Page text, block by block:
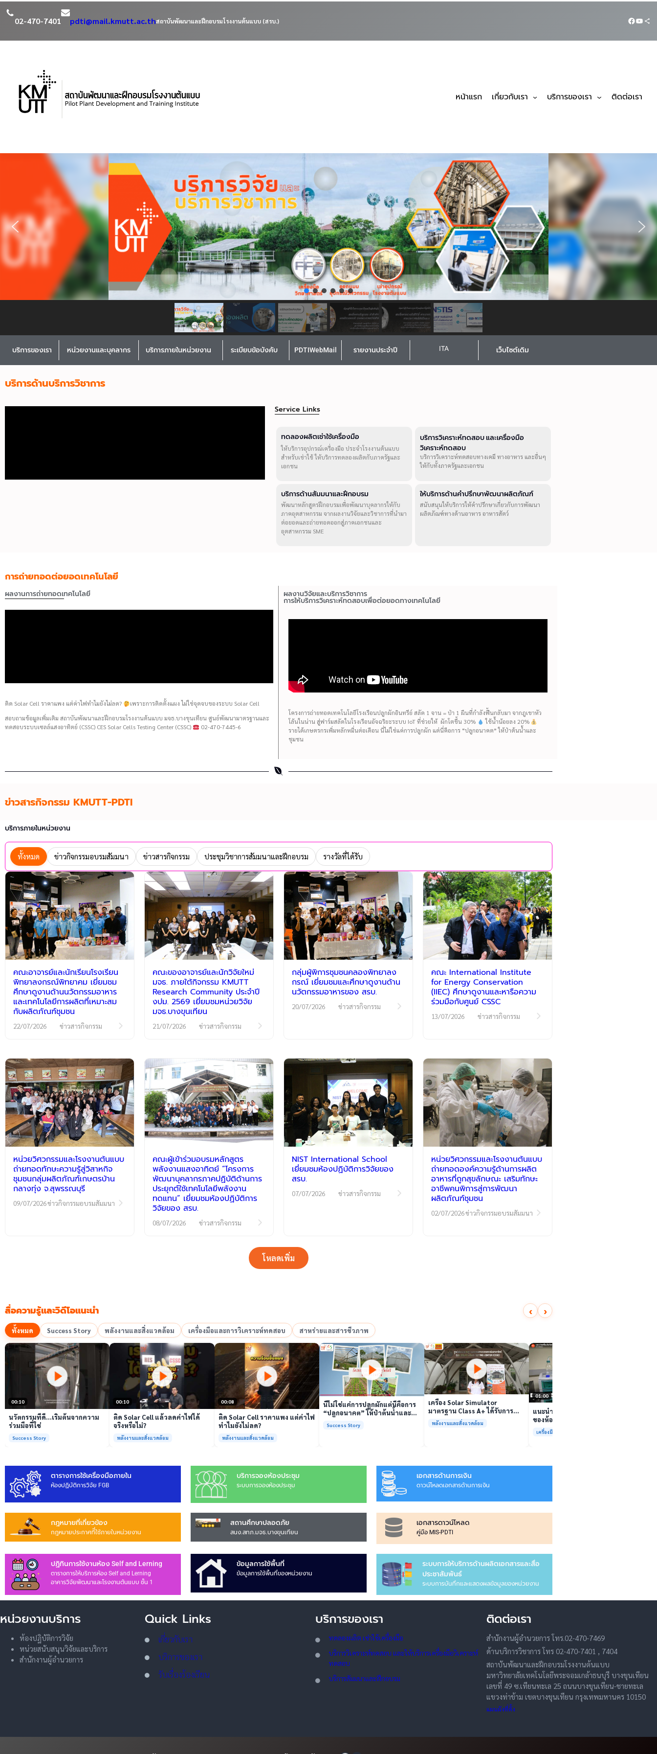
02-470-7401 pdti@mail.kmutt.ac.thสถาบันพัฒนาและฝึกอบรมโรงงานต้นแบบ (สรบ.)
หน้าแรก เกี่ยวกับเรา บริการของเรา ติดต่อเรา
บริการของเรา หน่วยงานและบุคลากร บริการภายในหน่วยงาน ระเบียบข้อบังคับ PDTIWebMail รายงานประจำปี ITA เว็บไซต์เดิม
บริการด้านบริการวิชาการ
Service Links
ทดลองผลิตเช่าใช้เครื่องมือ
ให้บริการอุปกรณ์เครื่องมือ ประจำโรงงานต้นแบบ
สำหรับเช่าใช้ ให้บริการทดลองผลิตกับภาครัฐและ
เอกชน
บริการวิเคราะห์ทดสอบ และเครื่องมือ
วิเคราะห์ทดสอบ
บริการวิเคราะห์ทดสอบทางเคมี ทางอาหาร และอื่นๆ
ให้กับทั้งภาครัฐและเอกชน
บริการด้านสัมมนาและฝึกอบรม
พัฒนาหลักสูตรฝึกอบรมเพื่อพัฒนาบุคลากรให้กับ
ภาคอุตสาหกรรม จากผลงานวิจัยและวิชาการที่นำมา
ต่อยอดและถ่ายทอดออกสู่ภาคเอกชนและ
อุตสาหกรรม SME
ให้บริการด้านคำปรึกษาพัฒนาผลิตภัณฑ์
สนับสนุนให้บริการให้คำปรึกษาเกี่ยวกับการพัฒนา
ผลิตภัณฑ์ทางด้านอาหาร อาหารสัตว์
การถ่ายทอดต่อยอดเทคโนโลยี
ผลงานการถ่ายทอดเทคโนโลยี
ติด Solar Cell ราคาแพง แต่ค่าไฟทำไมยังไม่ลด?
เพราะการติดตั้งแผง ไม่ใช่จุดจบของระบบ Solar Cell
สอบถามข้อมูลเพิ่มเติม สถาบันพัฒนาและฝึกอบรมโรงงานต้นแบบ มจธ.บางขุนเทียน ศูนย์พัฒนามาตรฐานและ
ทดสอบระบบเซลล์แสงอาทิตย์ (CSSC) CES Solar Cells Testing Center (CSSC)
02-470-7445-6
ผลงานวิจัยและบริการวิชาการ
การให้บริการวิเคราะห์ทดสอบเพื่อต่อยอดทางเทคโนโลยี
โครงการถ่ายทอดเทคโนโลยีโรงเรือนปลูกผักอินทรีย์ สลัด 1 จาน = ป่า 1 ผืนที่กำลังฟื้นกลับมา จากภูเขาหัว
โล้นในน่าน สู่ฟาร์มสลัดในโรงเรือนอัจฉริยะระบบ IoT ที่ช่วยให้ ผักโตขึ้น 30%
ใช้น้ำน้อยลง 20%
รายได้เกษตรกรเพิ่มหลักหมื่นต่อเดือน นี่ไม่ใช่แค่การปลูกผัก แต่นี่คือการ “ปลูกอนาคต” ให้ป่าต้นน้ำและ
ชุมชน
ข่าวสารกิจกรรม KMUTT-PDTI
บริการภายในหน่วยงาน
ทั้งหมด ข่าวกิจกรรมอบรมสัมมนา ข่าวสารกิจกรรม ประชุมวิชาการสัมมนาและฝึกอบรม รางวัลที่ได้รับ
คณะอาจารย์และนักเรียนโรงเรียน
พิทยาลงกรณ์พิทยาคม เยี่ยมชม
ศึกษาดูงานด้านนวัตกรรมอาหาร
และเทคโนโลยีการผลิตที่เหมาะสม
กับผลิตภัณฑ์ชุมชน
22/07/2026 ข่าวสารกิจกรรม
คณะของอาจารย์และนักวิจัยใหม่
มจธ. ภายใต้กิจกรรม KMUTT
Research Community ประจำปี
งปม. 2569 เยี่ยมชมหน่วยวิจัย
มจธ.บางขุนเทียน
21/07/2026 ข่าวสารกิจกรรม
กลุ่มผู้พิการชุมชนคลองพิทยาลง
กรณ์ เยี่ยมชมและศึกษาดูงานด้าน
นวัตกรรมอาหารของ สรบ.
20/07/2026 ข่าวสารกิจกรรม
คณะ International Institute
for Energy Conservation
(IIEC) ศึกษาดูงานและหารือความ
ร่วมมือกับศูนย์ CSSC
13/07/2026 ข่าวสารกิจกรรม
หน่วยวิศวกรรมและโรงงานต้นแบบ
ถ่ายทอดทักษะความรู้สู่วิสาหกิจ
ชุมชนกลุ่มผลิตภัณฑ์เกษตรบ้าน
กลางทุ่ง จ.สุพรรณบุรี
09/07/2026ข่าวกิจกรรมอบรมสัมมนา
คณะผู้เข้าร่วมอบรมหลักสูตร
พลังงานแสงอาทิตย์ “โครงการ
พัฒนาบุคลากรภาคปฏิบัติด้านการ
ประยุกต์ใช้เทคโนโลยีพลังงาน
ทดแทน” เยี่ยมชมห้องปฏิบัติการ
วิจัยของ สรบ.
08/07/2026 ข่าวสารกิจกรรม
NIST International School
เยี่ยมชมห้องปฏิบัติการวิจัยของ
สรบ.
07/07/2026 ข่าวสารกิจกรรม
หน่วยวิศวกรรมและโรงงานต้นแบบ
ถ่ายทอดองค์ความรู้ด้านการผลิต
อาหารที่ถูกสุขลักษณะ เสริมทักษะ
อาชีพคนพิการสู่การพัฒนา
ผลิตภัณฑ์ชุมชน
02/07/2026ข่าวกิจกรรมอบรมสัมมนา
โหลดเพิ่ม
สื่อความรู้และวิดีโอแนะนำ ‹ ›
ทั้งหมด Success Story พลังงานและสิ่งแวดล้อม เครื่องมือและการวิเคราะห์ทดสอบ สาหร่ายและสารชีวภาพ
เล่นวิดีโอ
00:10
นวัตกรรมที่ดี…เริ่มต้นจากความ
ร่วมมือที่ใช่
Success Story
เล่นวิดีโอ
00:10
ติด Solar Cell แล้วลดค่าไฟได้
จริงหรือไม่?
พลังงานและสิ่งแวดล้อม
เล่นวิดีโอ
00:08
ติด Solar Cell ราคาแพง แต่ค่าไฟ
ทำไมยังไม่ลด?
พลังงานและสิ่งแวดล้อม
เล่นวิดีโอ
นี่ไม่ใช่แค่การปลูกผักแต่นี่คือการ
“ปลูกอนาคต” ให้ป่าต้นน้ำและ
Success Story
เล่นวิดีโอ
เครื่อง Solar Simulator
มาตรฐาน Class A+ ได้รับการ
รับรองมาตรฐาน ISO/IEC17025
พร้อมให้บริการแล้ว
พลังงานและสิ่งแวดล้อม
01:00
แนะนำเครื่องมือวิเคราะห์ทดสอบ
ของห้องปฏิบัติการกลางเพื่อการ
วิเคราะห์กระบวนการและสิ่ง
แวดล้อม สรบ.มจธ.
เครื่องมือและการวิเคราะห์ทดสอบ
ตารางการใช้เครื่องมือภายใน
ห้องปฏิบัติการวิจัย FGB
บริการจองห้องประชุม
ระบบการจองห้องประชุม
เอกสารด้านการเงิน
ดาวน์โหลดเอกสารด้านการเงิน
กฎหมายที่เกี่ยวข้อง
กฎหมายประกาศทีี่ใช้ภายในหน่วยงาน
สถานศึกษาปลอดภัย
สนง.สทภ.มจธ.บางขุนเทียน
เอกสารดาวน์โหลด
คู่มือ MIS-PDTI
ปฏิทินการใช้งานห้อง Self and Lerning
ตารางการให้บริการห้อง Self and Lerning
อาคารวิจัยพัฒนาและโรงงานต้นแบบ ชั้น 1
ข้อมูลการใช้พื้นที่
ข้อมูลการใช้พื้นที่ของหน่วยงาน
ระบบการให้บริการด้านผลิตเอกสารและสื่อ
ประชาสัมพันธ์
ระบบการบันทึกและแสดงผลข้อมูลของหน่วยงาน
หน่วยงานบริการ
ห้องปฏิบัติการวิจัย
หน่วยสนับสนุนวิจัยและบริการ
สำนักงานผู้อำนวยการ
Quick Links
เกี่ยวกับเรา
บริการของเรา
รับเรื่องร้องเรียน
บริการของเรา
ทดลองผลิต เช่าใช้เครื่องมือ
บริการวิเคราะห์ทดสอบ และให้บริการเครื่องมือวิเคราะห์
ทดสอบ
บริการสัมมนาและฝึกอบรม
ติดต่อเรา
สำนักงานผู้อำนวยการ โทร.02-470-7469
ด้านบริการวิชาการ โทร 02-470-7401 , 7404
สถาบันพัฒนาและฝึกอบรมโรงงานต้นแบบ
มหาวิทยาลัยเทคโนโลยีพระจอมเกล้าธนบุรี บางขุนเทียน
เลขที่ 49 ซ.เทียนทะเล 25 ถนนบางขุนเทียน-ชายทะเล
แขวงท่าข้าม เขตบางขุนเทียน กรุงเทพมหานคร 10150
แผนผังที่ตั้ง